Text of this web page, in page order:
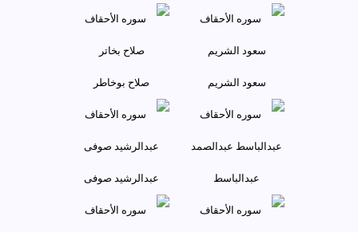
سعود الشریم صلاح بوخاطر
عبدالباسط عبدالرشید صوفی